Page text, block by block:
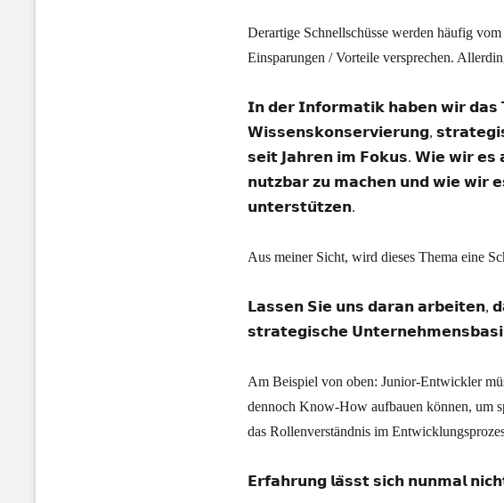
Derartige Schnellschüsse werden häufig
Einsparungen / Vorteile versprechen.
𝗜𝗻 𝗱𝗲𝗿 𝗜𝗻𝗳𝗼𝗿𝗺𝗮𝘁𝗶𝗸 𝗵𝗮𝗯𝗲𝗻 𝘄𝗶𝗿
𝗪𝗶𝘀𝘀𝗲𝗻𝘀𝗸𝗼𝗻𝘀𝗲𝗿𝘃𝗶𝗲𝗿𝘂𝗻𝗴,
𝘀𝗲𝗶𝘁 𝗝𝗮𝗵𝗿𝗲𝗻 𝗶𝗺 𝗙𝗼𝗸𝘂𝘀. 𝗪𝗶𝗲 𝘄𝗶𝗿
𝗻𝘂𝘁𝘇𝗯𝗮𝗿 𝘇𝘂 𝗺𝗮𝗰𝗵𝗲𝗻 𝘂𝗻𝗱 𝘄𝗶𝗲 𝘄𝗶𝗿
𝘂𝗻𝘁𝗲𝗿𝘀𝘁𝘂̈𝘁𝘇𝗲𝗻.
Aus meiner Sicht, wird dieses Thema eine
𝗟𝗮𝘀𝘀𝗲𝗻 𝗦𝗶𝗲 𝘂𝗻𝘀 𝗱𝗮𝗿𝗮𝗻 𝗮𝗿𝗯𝗲𝗶𝘁𝗲𝗻,
𝘀𝘁𝗿𝗮𝘁𝗲𝗴𝗶𝘀𝗰𝗵𝗲
Am Beispiel von oben: Junior-Entwickler
dennoch Know-How aufbauen können, um
das Rollenverständnis im
𝗘𝗿𝗳𝗮𝗵𝗿𝘂𝗻𝗴 𝗹𝗮̈𝘀𝘀𝘁 𝘀𝗶𝗰𝗵 𝗻𝘂𝗻𝗺𝗮𝗹